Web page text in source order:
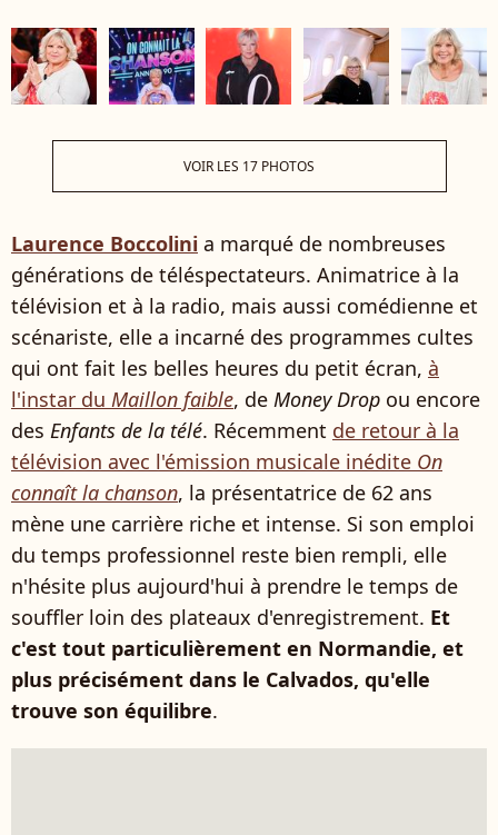
VOIR LES 17 PHOTOS
Laurence Boccolini a marqué de nombreuses
générations de téléspectateurs. Animatrice à la
télévision et à la radio, mais aussi comédienne et
scénariste, elle a incarné des programmes cultes
qui ont fait les belles heures du petit écran, à
l'instar du Maillon faible, de Money Drop ou encore
des Enfants de la télé. Récemment de retour à la
télévision avec l'émission musicale inédite On
connaît la chanson, la présentatrice de 62 ans
mène une carrière riche et intense. Si son emploi
du temps professionnel reste bien rempli, elle
n'hésite plus aujourd'hui à prendre le temps de
souffler loin des plateaux d'enregistrement. Et
c'est tout particulièrement en Normandie, et
plus précisément dans le Calvados, qu'elle
trouve son équilibre.